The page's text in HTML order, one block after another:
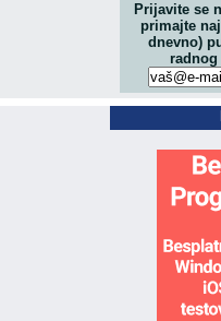
Prijavite se
primajte
dnevno)
radnog